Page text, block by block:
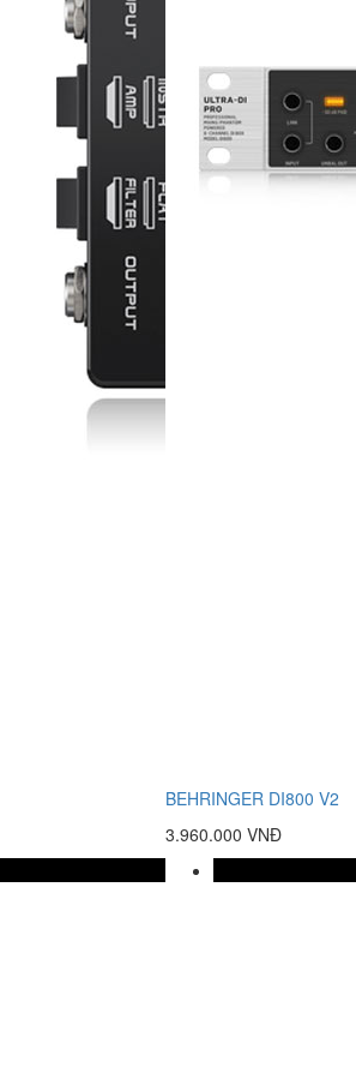
BEHRINGER DI800 V2
3.960.000 VNĐ